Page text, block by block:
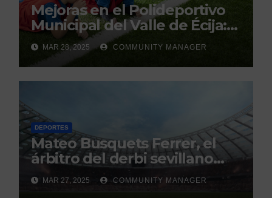
Mejoras en el Polideportivo
Municipal del Valle de Écija:
Renovación y Mantenimiento
Continuo.
MAR 28, 2025 COMMUNITY MANAGER
DEPORTES
Mateo Busquets Ferrer, el
árbitro del derbi sevillano
con un historial que genera
debate
MAR 27, 2025 COMMUNITY MANAGER